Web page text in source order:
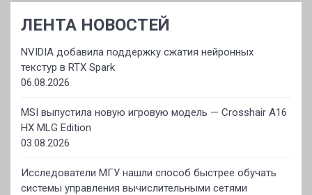
ЛЕНТА НОВОСТЕЙ
NVIDIA добавила поддержку сжатия нейронных
текстур в RTX Spark
06.08.2026
MSI выпустила новую игровую модель — Crosshair A16
HX MLG Edition
03.08.2026
Исследователи МГУ нашли способ быстрее обучать
системы управления вычислительными сетями